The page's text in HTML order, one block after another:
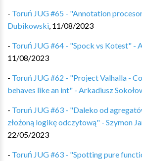
- Toruń JUG #65 - "Annotation
Dubikowski, 11/08/2023
- Toruń JUG #64 - "Spock vs Kotest" -
11/08/2023
- Toruń JUG #62 - "Project Valhalla -
behaves like an int" - Arkadiusz
- Toruń JUG #63 - "Daleko od
złożoną logikę odczytową" - Szymon
22/05/2023
- Toruń JUG #63 - "Spotting pure